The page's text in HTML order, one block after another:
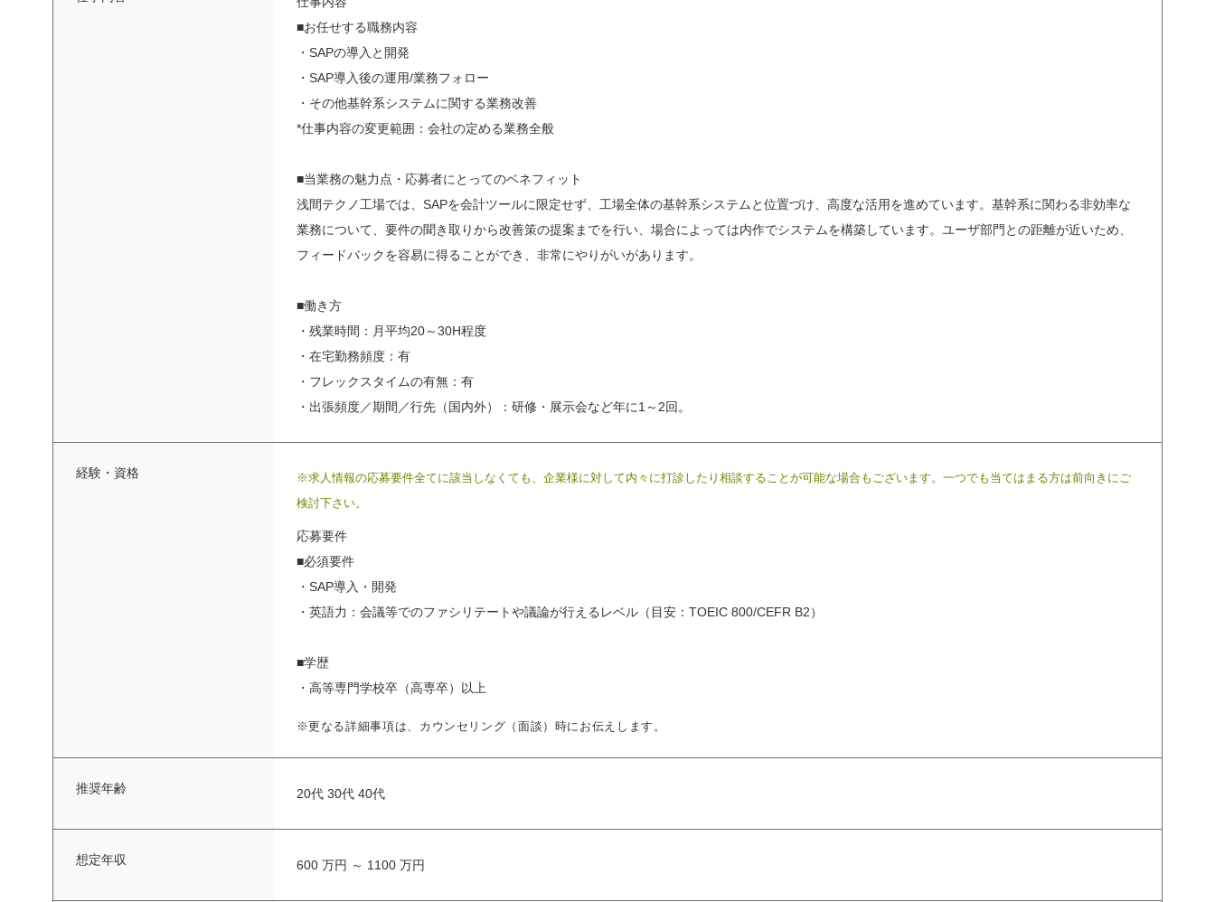
■お任せする職務内容
・SAPの導入と開発
・SAP導入後の運用/業務フォロー
・その他基幹系システムに関する業務改善
*仕事内容の変更範囲：会社の定める業務全般
■当業務の魅力点・応募者にとってのベネフィット
浅間テクノ工場では、SAPを会計ツールに限定せず、工場全体の基幹系システムと位置づけ、高度な活用を進めています。基幹系に関わる非効率な
業務について、要件の聞き取りから改善策の提案までを行い、場合によっては内作でシステムを構築しています。ユーザ部門との距離が近いため、
フィードバックを容易に得ることができ、非常にやりがいがあります。
■働き方
・残業時間：月平均20～30H程度
・在宅勤務頻度：有
・フレックスタイムの有無：有
・出張頻度／期間／行先（国内外）：研修・展示会など年に1～2回。
経験・資格
※求人情報の応募要件全てに該当しなくても、企業様に対して内々に打診したり相談することが可能な場合もございます。一つでも当てはまる方は前向きにご
検討下さい。
応募要件
■必須要件
・SAP導入・開発
・英語力：会議等でのファシリテートや議論が行えるレベル（目安：TOEIC 800/CEFR B2）
■学歴
・高等専門学校卒（高専卒）以上
※更なる詳細事項は、カウンセリング（面談）時にお伝えします。
推奨年齢 20代 30代 40代
想定年収 600 万円 ～ 1100 万円